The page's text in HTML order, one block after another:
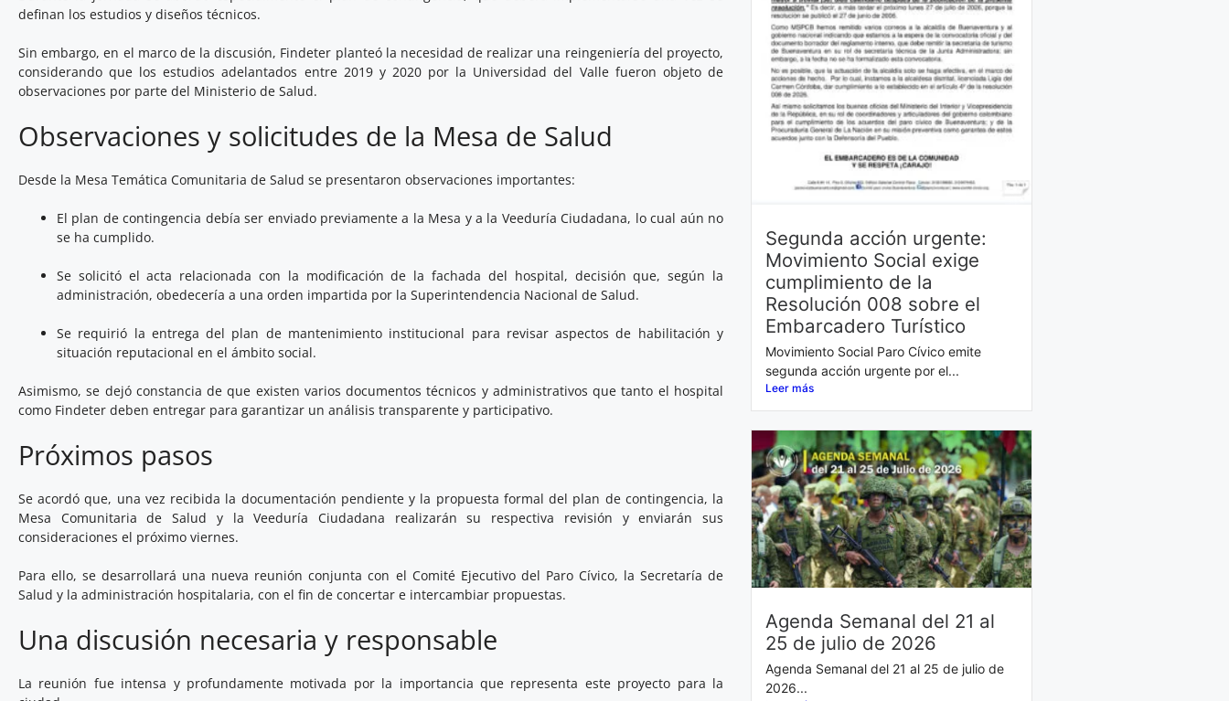
definan los estudios y diseños técnicos.
Sin embargo, en el marco de la discusión, Findeter planteó la necesidad de realizar una reingeniería del proyecto,
considerando que los estudios adelantados entre 2019 y 2020 por la Universidad del Vallefueron objeto de
observaciones por parte del Ministerio de Salud.
Observaciones y solicitudes de la Mesa de Salud
Desde la Mesa Temática Comunitaria de Salud se presentaron observaciones importantes:
El plan de contingencia debía ser enviado previamente a la Mesa y a la Veeduría Ciudadana, lo cual aún no
se ha cumplido.
Se solicitó el acta relacionada con la modificación de la fachada del hospital, decisión que, según la
administración, obedecería a una orden impartida por la Superintendencia Nacional de Salud.
Se requirió la entrega del plan de mantenimiento institucional para revisar aspectos de habilitación y
situación reputacional en el ámbito social.
Asimismo, se dejó constancia de que existen varios documentos técnicos y administrativos que tanto el hospital
como Findeter deben entregar para garantizar un análisis transparente y participativo.
Próximos pasos
Se acordó que, una vez recibida la documentación pendiente y la propuesta formal del plan de contingencia, la
Mesa Comunitaria de Salud y la Veeduría Ciudadana realizarán su respectiva revisión y enviarán sus
consideraciones el próximo viernes.
Para ello, se desarrollará una nueva reunión conjunta con el Comité Ejecutivo del Paro Cívico, la Secretaría de
Salud y la administración hospitalaria, con el fin de concertar e intercambiar propuestas.
Una discusión necesaria y responsable
La reunión fue intensa y profundamente motivada por la importancia que representa este proyecto para la
Segunda acción urgente:
Movimiento Social exige
cumplimiento de la
Resolución 008 sobre el
Embarcadero Turístico
Movimiento Social Paro Cívico emite
segunda acción urgente por el...
Leer más
Agenda Semanal del 21 al
25 de julio de 2026
Agenda Semanal del 21 al 25 de julio de
2026...